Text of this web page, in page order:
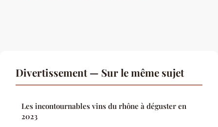
Divertissement — Sur le même sujet
Les incontournables vins du rhône à déguster en
2023